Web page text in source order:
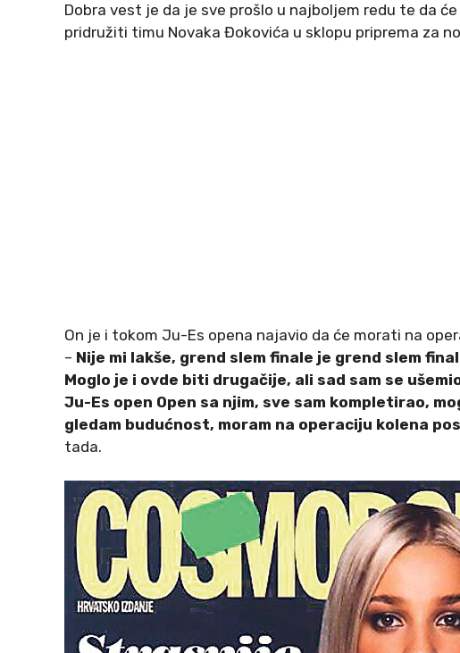
Dobra vest je da je sve prošlo u najboljem redu te da
pridružiti timu Novaka Đokovića u sklopu priprema za
On je i tokom Ju-Es opena najavio da će morati na
– Nije mi lakše, grend slem finale je grend slem
Moglo je i ovde biti drugačije, ali sad sam se
Ju-Es open Open sa njim, sve sam kompletirao,
gledam budućnost, moram na operaciju kolena
tada.